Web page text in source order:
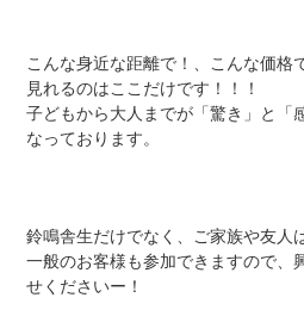
こんな身近な距離で！、こんな価格
見れるのはここだけです！！！
子どもから大人までが「驚き」と「
なっております。
鈴鳴舎生だけでなく、ご家族や友人
一般のお客様も参加できますので、
せくださいー！